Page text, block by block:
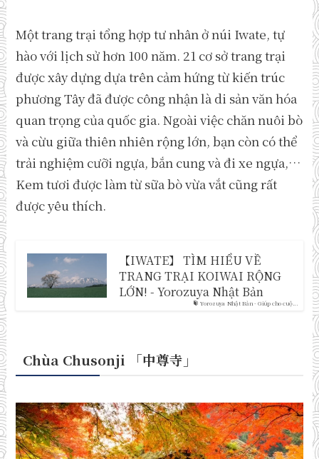
Một trang trại tổng hợp tư nhân ở núi Iwate, tự
hào với lịch sử hơn 100 năm. 21 cơ sở trang trại
được xây dựng dựa trên cảm hứng từ kiến trúc
phương Tây đã được công nhận là di sản văn hóa
quan trọng của quốc gia. Ngoài việc chăn nuôi bò
và cừu giữa thiên nhiên rộng lớn, bạn còn có thể
trải nghiệm cưỡi ngựa, bắn cung và đi xe ngựa,…
Kem tươi được làm từ sữa bò vừa vắt cũng rất
được yêu thích.
Yorozuya Nhật Bản - Giúp cho cuộ...
【IWATE】 TÌM HIỂU VỀ
TRANG TRẠI KOIWAI RỘNG
LỚN! - Yorozuya Nhật Bản
Chùa Chusonji 「中尊寺 」